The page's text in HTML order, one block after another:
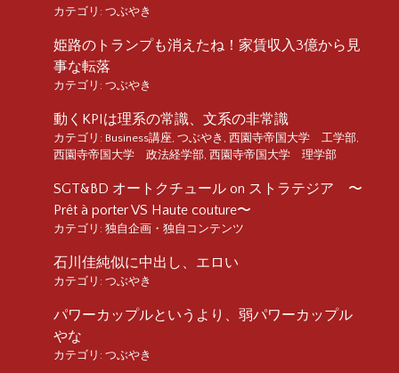
カテゴリ: つぶやき
姫路のトランプも消えたね！家賃収入3億から見
事な転落
カテゴリ: つぶやき
動くKPIは理系の常識、文系の非常識
カテゴリ: Business講座 つぶやき 西園寺帝国大学 工学部
西園寺帝国大学 政法経学部 西園寺帝国大学 理学部
SGT&BD オートクチュール on ストラテジア 〜
Prêt à porter VS Haute couture〜
カテゴリ: 独自企画・独自コンテンツ
石川佳純似に中出し、エロい
カテゴリ: つぶやき
パワーカップルというより、弱パワーカップル
やな
カテゴリ: つぶやき